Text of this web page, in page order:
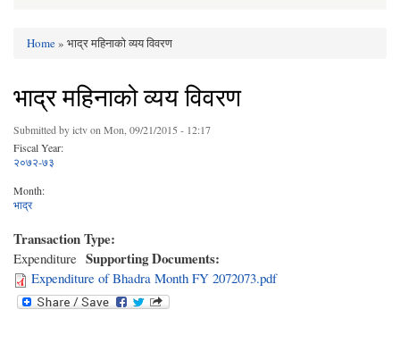
You are here
Home» भाद्र महिनाको व्यय विवरण
भाद्र महिनाको व्यय विवरण
Submitted byictvon Mon, 09/21/2015 - 12:17
Fiscal Year:
२०७२-७३
Month:
भाद्र
Transaction Type:
Expenditure Supporting Documents:
Expenditure of Bhadra Month FY 2072073.pdf